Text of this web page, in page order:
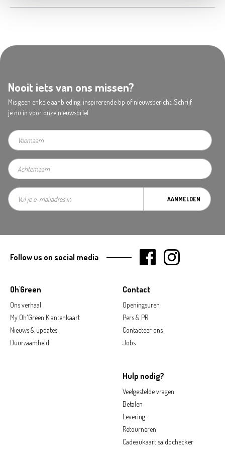
Nooit iets van ons missen?
Mis geen enkele aanbieding, inspirerende tip of nieuwsbericht. Schrijf
je nu in voor onze nieuwsbrief
AANMELDEN
Oh'Green
Ons verhaal
My Oh'Green Klantenkaart
Nieuws & updates
Duurzaamheid
Contact
Openingsuren
Pers & PR
Contacteer ons
Jobs
Hulp nodig?
Veelgestelde vragen
Betalen
Levering
Retourneren
Cadeaukaart saldochecker
Follow us on social media